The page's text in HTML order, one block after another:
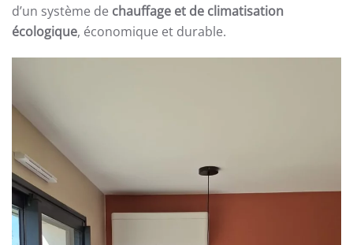
d’un système de chauffage et de climatisation
écologique, économique et durable.